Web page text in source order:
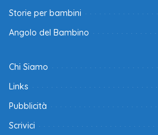
Storie per bambini
Angolo del Bambino
Chi Siamo
Links
Pubblicità
Scrivici